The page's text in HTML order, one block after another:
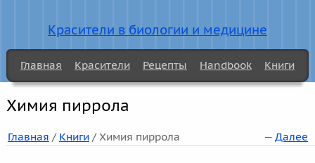
Красители в биологии и медицине
Главная Красители Рецепты Handbook Книги
Химия пиррола
Главная / — Далее
Книги/ Химия пиррола